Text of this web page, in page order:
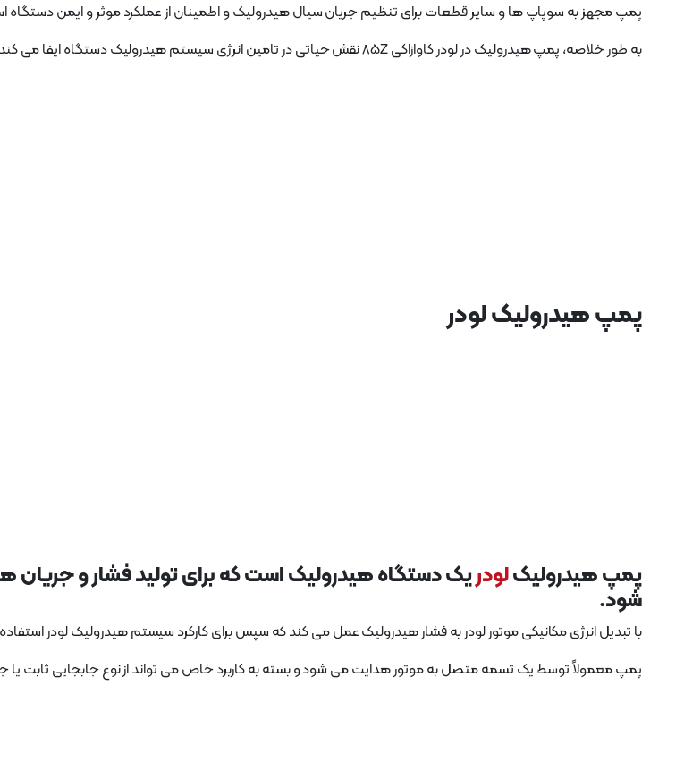
پمپ مجهز به سوپاپ ها و سایر قطعات برای تنظیم جریان سیال هیدرولیک و اطمینان از عملکرد موثر و ایمن دستگاه
به طور خلاصه، پمپ هیدرولیک در لودر کاوازاکی 85Z نقش حیاتی در تامین انرژی سیستم هیدرولیک دستگاه ایفا می کند و به اپراتور اجازه می دهد تا حرکت بوم، بازو و سطل را با دقت و سهولت کنترل کند.
پمپ هیدرولیک لودر
پمپ هیدرولیکلودریک دستگاه هیدرولیک است که برای تولید فشار و جریان
شود.
با تبدیل انرژی مکانیکی موتور لودر به فشار هیدرولیک عمل می کند که سپس برای کارکرد سیستم هیدرولیک لودر
پمپ معمولاً توسط یک تسمه متصل به موتور هدایت می شود و بسته به کاربرد خاص می تواند از نوع جابجایی ثابت یا